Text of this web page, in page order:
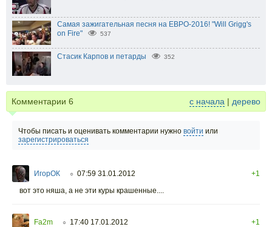
Самая зажигательная песня на ЕВРО-2016! "Will Grigg's
on Fire"
537
Стасик Карпов и петарды 352
Комментарии 6 с начала | дерево
Чтобы писать и оценивать комментарии нужно войти или
зарегистрироваться
ИгорОК ○ 07:59 31.01.2012
+1
вот это няша, а не эти куры крашенные....
Fa2m ○ 17:40 17.01.2012
+1